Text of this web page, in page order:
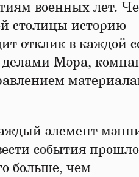
военных лет.
столицы историю
отклик в каждой
делами Мэра,
элемент
события
больше, чем